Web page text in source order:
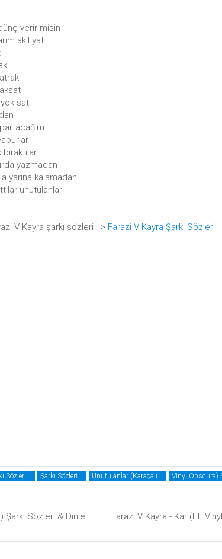
verir misin
akıl yat
yok sat
yazmadan
yarına kalamadan
unutulanlar
V Kayra şarkı sözleri => Farazi V Kayra Şarkı Sözleri
Sözleri Şarkı Sözleri Unutulanlar (Karaçalı Vinyl Obscura)
Şarkı Sözleri & Dinle
Farazi V Kayra - Kar (Ft.